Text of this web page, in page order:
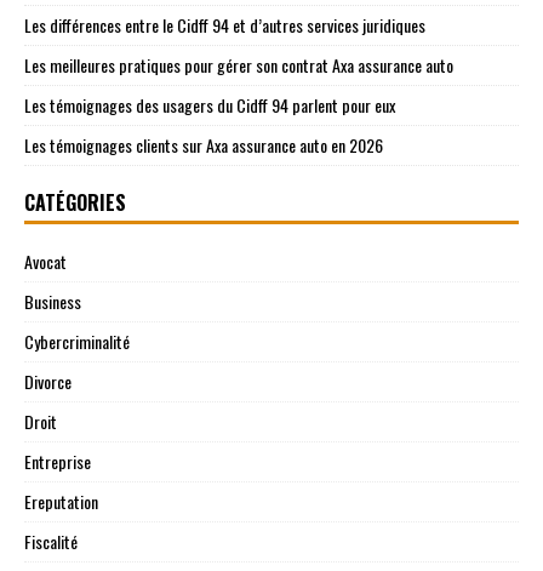
Les différences entre le Cidff 94 et d’autres services juridiques
Les meilleures pratiques pour gérer son contrat Axa assurance auto
Les témoignages des usagers du Cidff 94 parlent pour eux
Les témoignages clients sur Axa assurance auto en 2026
CATÉGORIES
Avocat
Business
Cybercriminalité
Divorce
Droit
Entreprise
Ereputation
Fiscalité